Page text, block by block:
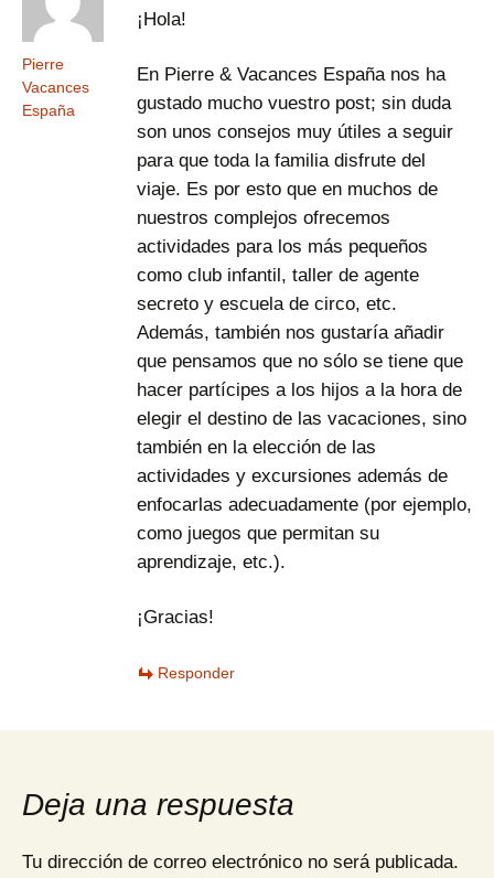
Pierre
Vacances
España
¡Hola!
En Pierre & Vacances España nos ha
gustado mucho vuestro post; sin duda
son unos consejos muy útiles a seguir
para que toda la familia disfrute del
viaje. Es por esto que en muchos de
nuestros complejos ofrecemos
actividades para los más pequeños
como club infantil, taller de agente
secreto y escuela de circo, etc.
Además, también nos gustaría añadir
que pensamos que no sólo se tiene que
hacer partícipes a los hijos a la hora de
elegir el destino de las vacaciones, sino
también en la elección de las
actividades y excursiones además de
enfocarlas adecuadamente (por ejemplo,
como juegos que permitan su
aprendizaje, etc.).
¡Gracias!
Responder
Deja una respuesta
Tu dirección de correo electrónico no será publicada.